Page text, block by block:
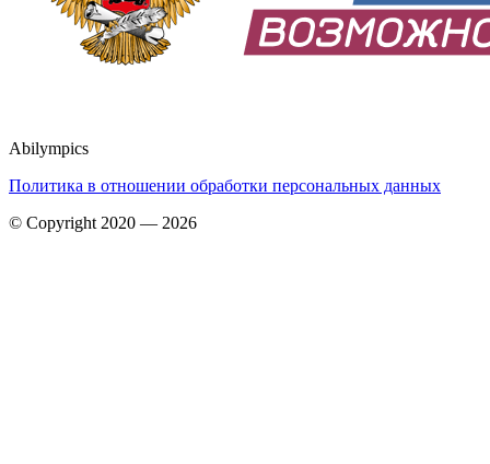
Abilympics
Политика в отношении обработки персональных данных
© Copyright 2020 — 2026